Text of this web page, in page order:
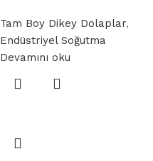
Tam Boy Dikey Dolaplar,
Endüstriyel Soğutma
Devamını oku